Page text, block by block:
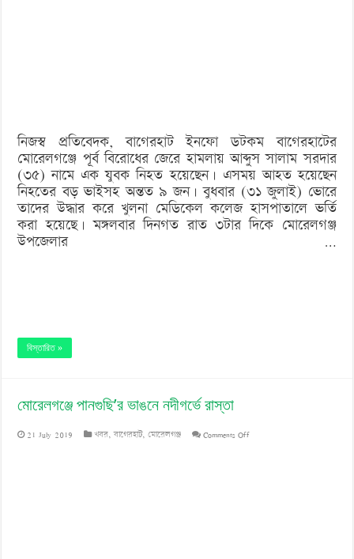
আহত
৯
নিজস্ব প্রতিবেদক, বাগেরহাট ইনফো ডটকম বাগেরহাটের
মোরেলগঞ্জে পূর্ব বিরোধের জেরে হামলায় আব্দুস সালাম সরদার
(৩৫) নামে এক যুবক নিহত হয়েছেন। এসময় আহত হয়েছেন
নিহতের বড় ভাইসহ অন্তত ৯ জন। বুধবার (৩১ জুলাই) ভোরে
তাদের উদ্ধার করে খুলনা মেডিকেল কলেজ হাসপাতালে ভর্তি
করা হয়েছে। মঙ্গলবার দিনগত রাত ৩টার দিকে মোরেলগঞ্জ
উপজেলার …
বিস্তারিত »
মোরেলগঞ্জে পানগুছি’র ভাঙনে নদীগর্ভে রাস্তা
21 July 2019 খবর,বাগেরহাট,মোরেলগঞ্জ Comments Offon